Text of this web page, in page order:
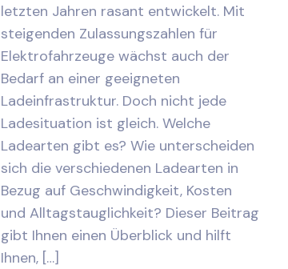
letzten Jahren rasant entwickelt. Mit
steigenden Zulassungszahlen für
Elektrofahrzeuge wächst auch der
Bedarf an einer geeigneten
Ladeinfrastruktur. Doch nicht jede
Ladesituation ist gleich. Welche
Ladearten gibt es? Wie unterscheiden
sich die verschiedenen Ladearten in
Bezug auf Geschwindigkeit, Kosten
und Alltagstauglichkeit? Dieser Beitrag
gibt Ihnen einen Überblick und hilft
Ihnen, […]